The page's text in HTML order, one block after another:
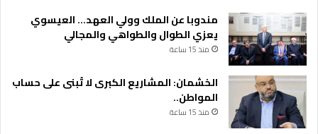
م
ي
ا
و
د
و
ي
مندوبا عن الملك وولي العهد… العيسوي
يعزي الطوال والطواهي والمجالي
منذ 15 ساعة
الخشمان: المشاريع الكبرى لا تُبنى على حساب
المواطن..
منذ 15 ساعة